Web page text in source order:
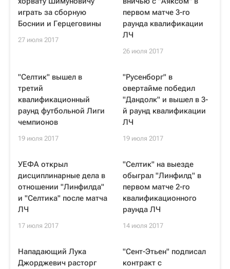
играть за сборную
Боснии и Герцеговины
27 июля 2017
первом матче 3-го
раунда квалификации
ЛЧ
26 июля 2017
"Селтик" вышел в
третий
квалификационный
раунд футбольной Лиги
чемпионов
19 июля 2017
"Русенборг" в
овертайме победил
"Дандолк" и вышел в 3-
й раунд квалификации
ЛЧ
19 июля 2017
УЕФА открыл
дисциплинарные дела в
отношении "Линфилда"
и "Селтика" после матча
ЛЧ
17 июля 2017
"Селтик" на выезде
обыграл "Линфилд" в
первом матче 2-го
квалификационного
раунда ЛЧ
14 июля 2017
Нападающий Лука
Джорджевич расторг
"Сент-Этьен" подписал
контракт с